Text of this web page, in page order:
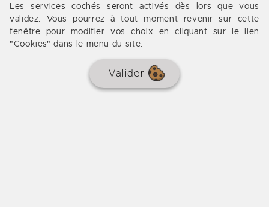
Les services cochés seront activés dès lors que vous
validez. Vous pourrez à tout moment revenir sur cette
fenêtre pour modifier vos choix en cliquant sur le lien
"Cookies" dans le menu du site.
Valider